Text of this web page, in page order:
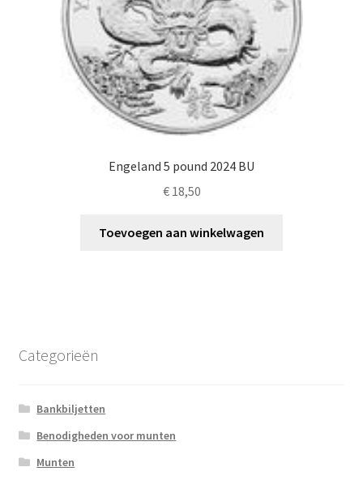
Engeland 5 pound 2024 BU
€18,50
Toevoegen aan winkelwagen
Categorieën
Bankbiljetten
Benodigheden voor munten
Munten